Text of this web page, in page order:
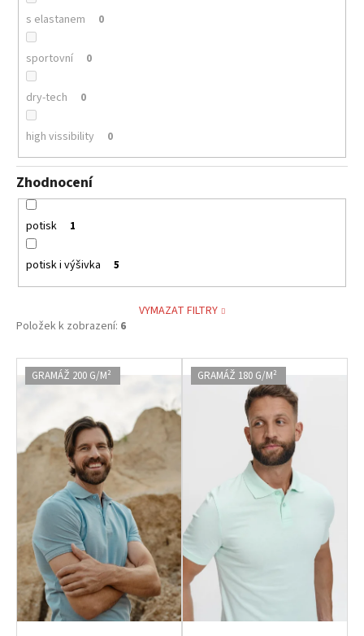
s elastanem 0
sportovní 0
dry-tech 0
high vissibility 0
Zhodnocení
potisk 1
potisk i výšivka 5
VYMAZAT FILTRY
Položek k zobrazení: 6
V
ý
s
r
o
d
u
k
t
ů
GRAMÁŽ 200 G/M² GRAMÁŽ 180 G/M²